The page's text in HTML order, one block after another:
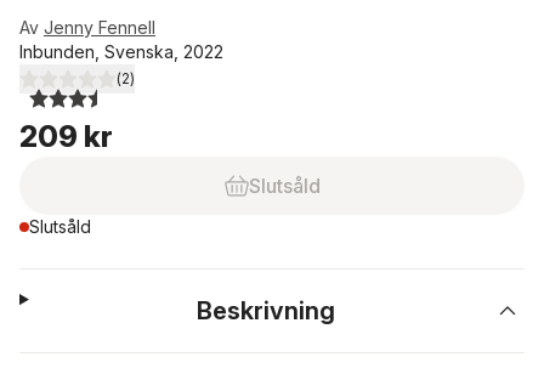
Av Jenny Fennell
Inbunden, Svenska, 2022
3,5utav 5 stjärnor. Totalt antal röster:
(2)
209 kr
Slutsåld
Slutsåld
Beskrivning